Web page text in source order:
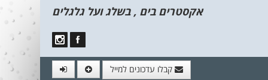
אקסטרים בים , בשלג ועל גלגלים
קבלו עדכונים למייל